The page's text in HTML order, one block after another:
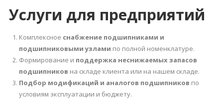
Услуги для предприятий
Комплексное снабжение подшипниками и
подшипниковыми узлами по полной номенклатуре.
Формирование и поддержка неснижаемых запасов
подшипников на складе клиента или на нашем складе.
Подбор модификаций и аналогов подшипников по
условиям эксплуатации и бюджету.